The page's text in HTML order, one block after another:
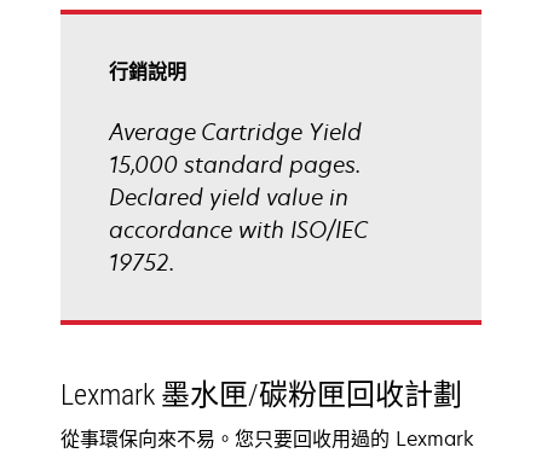
行銷說明
Average Cartridge Yield
15,000 standard pages.
Declared yield value in
accordance with ISO/IEC
19752.
Lexmark 墨水匣/碳粉匣回收計劃
從事環保向來不易。您只要回收用過的 Lexmark